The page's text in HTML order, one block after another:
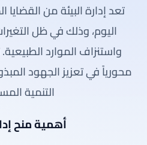
تعد إدارة البيئة من القضايا
اليوم، وذلك في ظل
واستنزاف الموارد الطبيعية.
محورياً في تعزيز الجهود
التنمية
أهمية منح